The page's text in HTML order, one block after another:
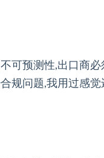
可预测性,出口商
规问题,我用过感觉